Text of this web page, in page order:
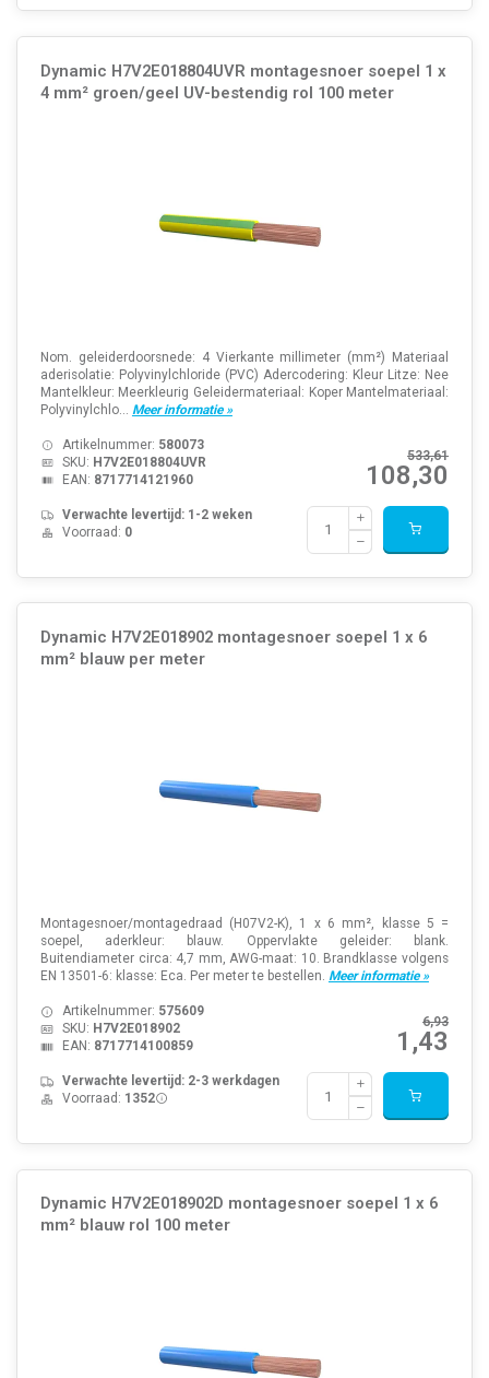
Dynamic H7V2E018804UVR montagesnoer soepel 1 x
4 mm² groen/geel UV-bestendig rol 100 meter
Nom. geleiderdoorsnede: 4 Vierkante millimeter (mm²) Materiaal
aderisolatie: Polyvinylchloride (PVC) Adercodering: Kleur Litze: Nee
Mantelkleur: Meerkleurig Geleidermateriaal: Koper Mantelmateriaal:
Polyvinylchlo... Meer informatie »
533,61
108,30
Artikelnummer: 580073
SKU: H7V2E018804UVR
EAN: 8717714121960
Verwachte levertijd: 1-2 weken
Voorraad: 0
Dynamic H7V2E018902 montagesnoer soepel 1 x 6
mm² blauw per meter
Montagesnoer/montagedraad (H07V2-K), 1 x 6 mm², klasse 5 =
soepel, aderkleur: blauw. Oppervlakte geleider: blank.
Buitendiameter circa: 4,7 mm, AWG-maat: 10. Brandklasse volgens
EN 13501-6: klasse: Eca. Per meter te bestellen. Meer informatie »
6,93
1,43
Artikelnummer: 575609
SKU: H7V2E018902
EAN: 8717714100859
Verwachte levertijd: 2-3 werkdagen
Voorraad: 1352
Dynamic H7V2E018902D montagesnoer soepel 1 x 6
mm² blauw rol 100 meter